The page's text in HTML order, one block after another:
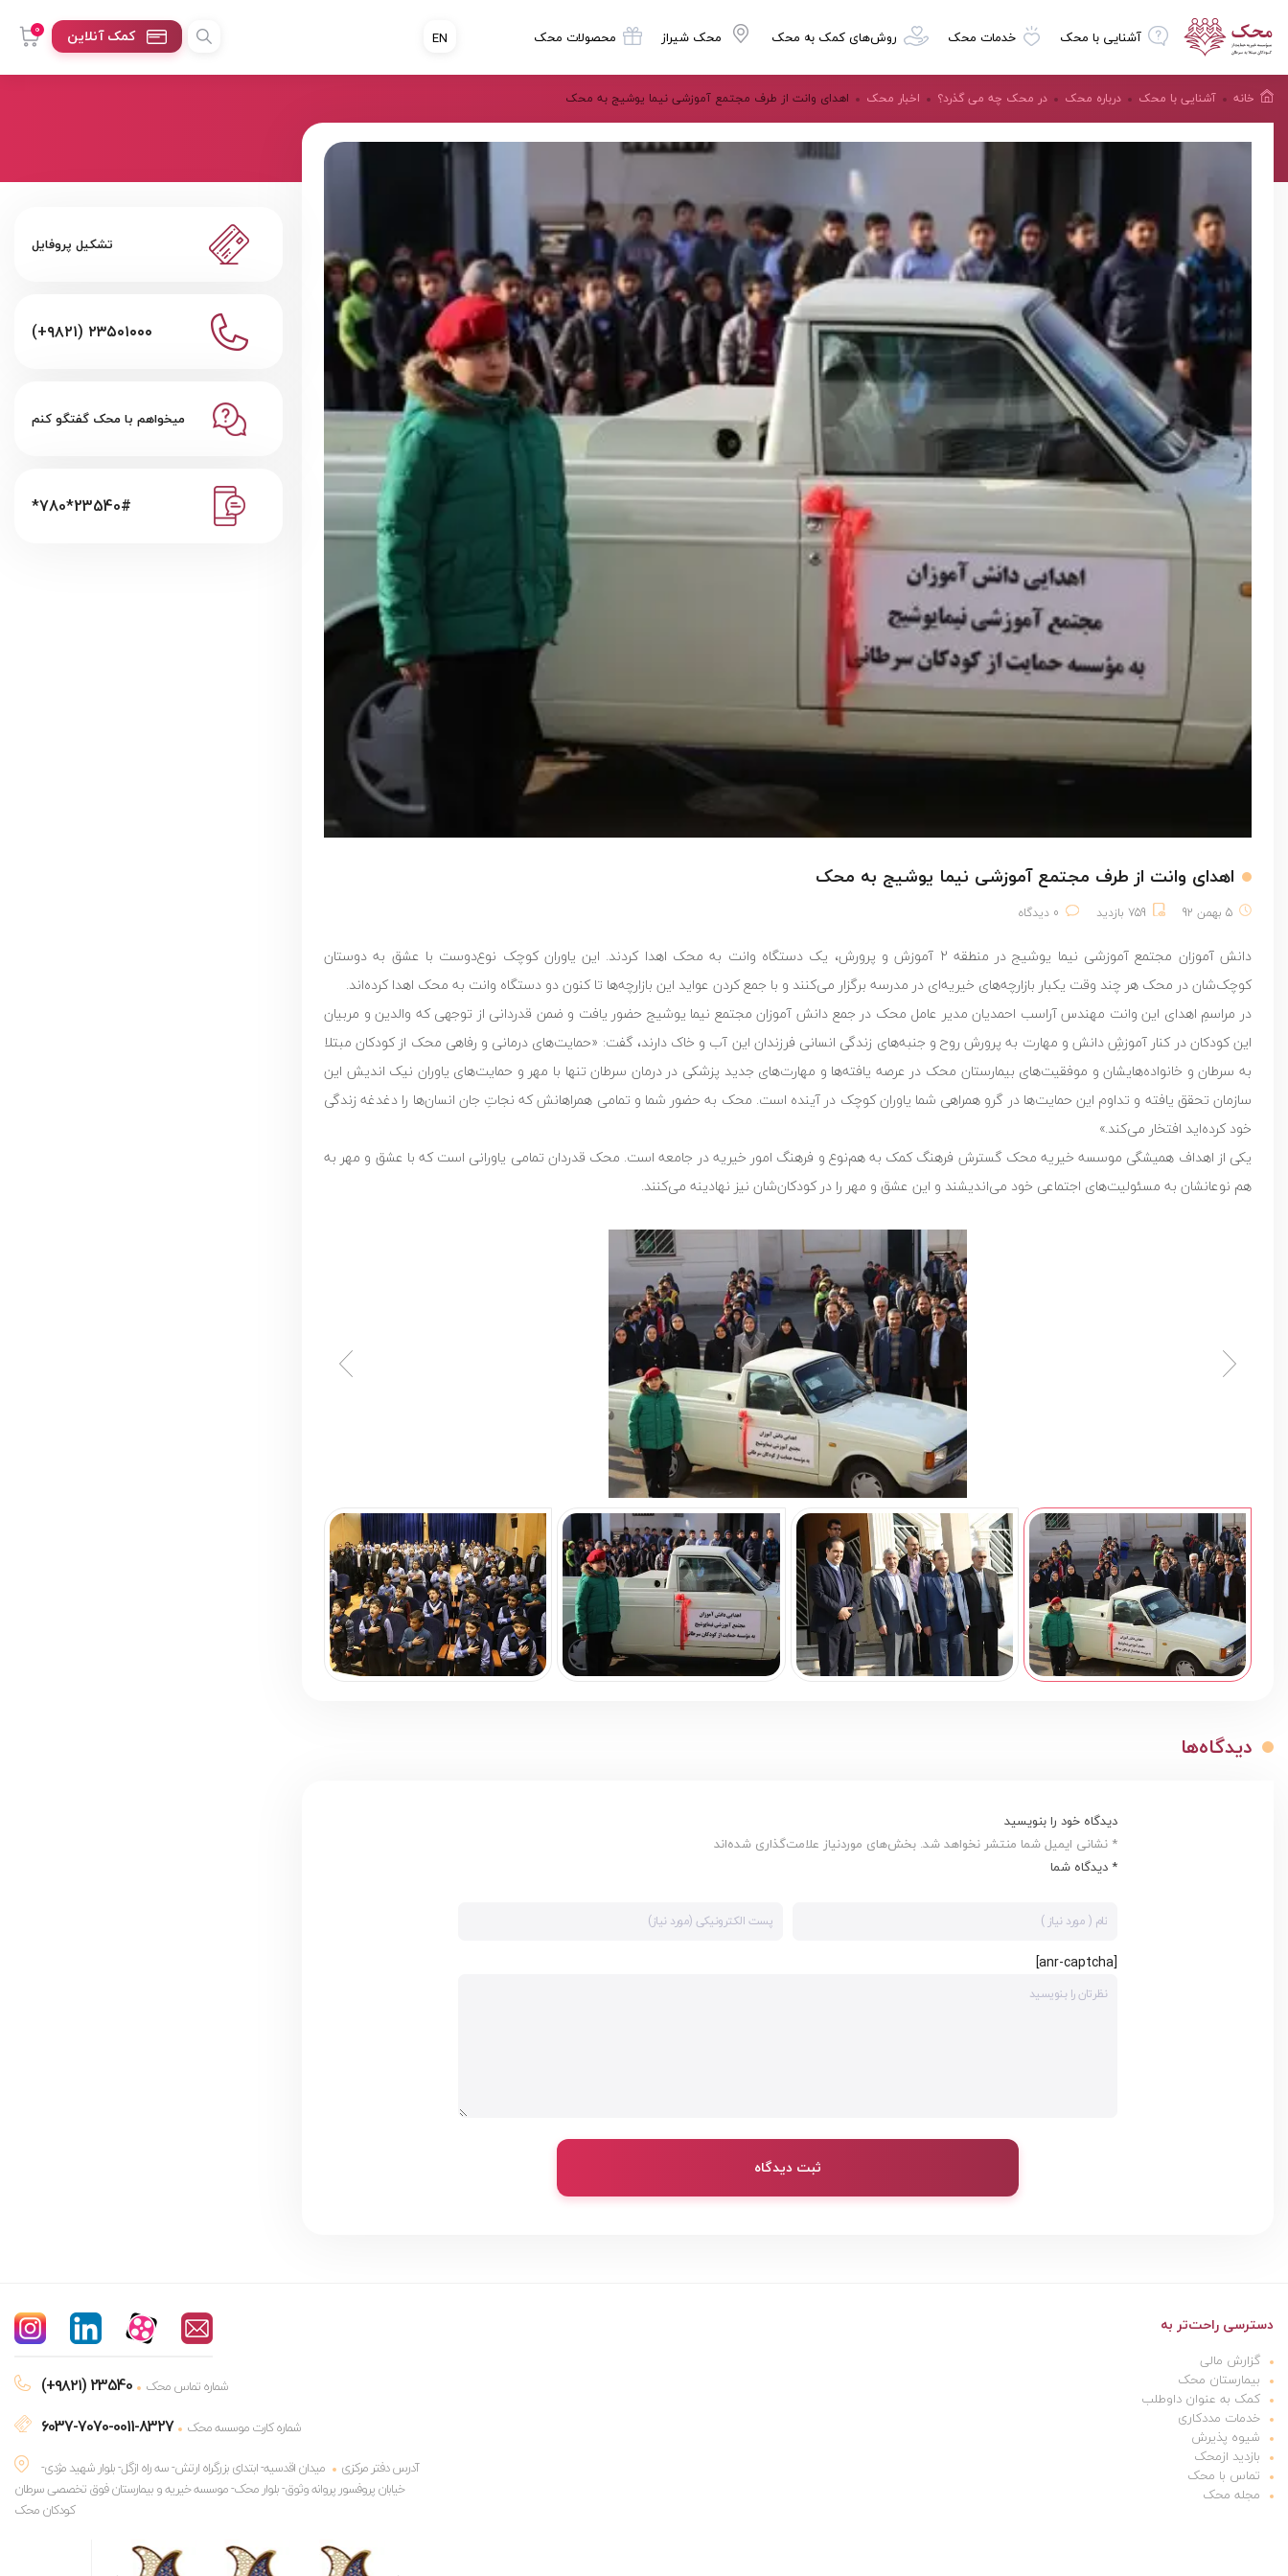
آشنایی با محک خدمات محک روش‌های کمک به محک محک شیراز محصولات محک 0 کمک آنلاین EN
خانه آشنایی با محک درباره محک در محک چه می گذرد؟ اخبار محک اهدای وانت از طرف مجتمع آموزشی نیما یوشیج به محک
اهدای وانت از طرف مجتمع آموزشی نیما یوشیج به محک
5 بهمن 92 759 بازدید 0 دیدگاه
دانش آموزان مجتمع آموزشی نیما یوشیج در منطقه 2 آموزش و پرورش، یک دستگاه وانت به محک اهدا کردند. این یاوران کوچک نوع‌دوست با عشق به دوستان
کوچک‌‎شان در محک هر چند وقت یکبار بازارچه‌های خیریه‌ای در مدرسه برگزار می‌کنند و با جمع کردن عواید این بازارچه‌ها تا کنون دو دستگاه وانت به محک اهدا کرده‌اند.
در مراسمِ اهدای این وانت مهندس آراسب احمدیان مدیر عامل محک در جمع دانش آموزان مجتمع نیما یوشیج حضور یافت و ضمن قدردانی از توجهی که والدین و مربیان
این کودکان در کنار آموزشِ دانش و مهارت به پرورش روح و جنبه‌های زندگی انسانی فرزندان این آب و خاک دارند، گفت: «حمایت‌های درمانی و رفاهی محک از کودکان مبتلا
به سرطان و خانواده‌هایشان و موفقیت‌های بیمارستان محک در عرصه یافته‌ها و مهارت‌های جدید پزشکی در درمان سرطان تنها با مهر و حمایت‌های یاوران نیک اندیش این
سازمان تحقق یافته و تداوم این حمایت‌ها در گرو همراهی شما یاوران کوچک در آینده است. محک به حضور شما و تمامی همراهانش که نجاتِ جان انسان‌ها را دغدغه زندگی
خود کرده‌اید افتخار می‌کند.»
یکی از اهداف همیشگی موسسه خیریه محک گسترش فرهنگ کمک به هم‌نوع و فرهنگ امور خیریه در جامعه است. محک قدردان تمامی یاورانی است که با عشق و مهر به
هم نوعانشان به مسئولیت‌های اجتماعی خود می‌اندیشند و این عشق و مهر را در کودکان‌شان نیز نهادینه می‌کنند.
دیدگاه‌ها
دیدگاه خود را بنویسید
* نشانی ایمیل شما منتشر نخواهد شد. بخش‌های موردنیاز علامت‌گذاری شده‌اند
* دیدگاه شما
[anr-captcha]
ثبت دیدگاه
تشکیل پروفایل
(+۹۸۲۱) ۲۳۵۰۱۰۰۰
میخواهم با محک گفتگو کنم
*780*23540#
دسترسی راحت‌تر به
گزارش مالی
بیمارستان محک
کمک به عنوان داوطلب
خدمات مددکاری
شیوه پذیرش
بازدید ازمحک
تماس با محک
مجله محک
(+۹۸۲۱) 23540 شماره تماس محک
6037-7070-0011-8327
شماره کارت موسسه محک
آدرس دفتر مرکزی
میدان اقدسیه- ابتدای بزرگراه ارتش- سه راه ازگل- بلوار شهید مژدی-
خیابان پروفسور پروانه وثوق- بلوار محک- موسسه خیریه و بیمارستان فوق تخصصی سرطان
کودکان محک